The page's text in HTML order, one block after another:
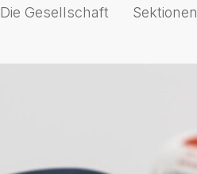
Die Gesellschaft Sektionen